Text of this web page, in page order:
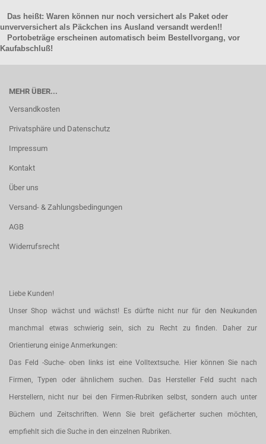
Das heißt: Waren können nur noch versichert als Paket oder
unverversichert als Päckchen ins Ausland versandt werden!!
Portobeträge erscheinen automatisch beim Bestellvorgang, vor
Kaufabschluß!
MEHR ÜBER...
Versandkosten
Privatsphäre und Datenschutz
Impressum
Kontakt
Über uns
Versand- & Zahlungsbedingungen
AGB
Widerrufsrecht
Liebe Kunden!
Unser Shop wächst und wächst! Es dürfte nicht nur für den Neukunden
manchmal etwas schwierig sein, sich zu Recht zu finden. Daher zur
Orientierung einige Anmerkungen:
Das Feld -Suche- oben links ist eine Volltextsuche. Hier können Sie nach
Firmen, Typen oder ähnlichem suchen. Das Hersteller Feld sucht nach
Herstellern, nicht nur bei den Firmen-Rubriken selbst, sondern auch unter
Büchern und Zeitschriften. Wenn Sie breit gefächerter suchen möchten,
empfiehlt sich die Suche in den einzelnen Rubriken.